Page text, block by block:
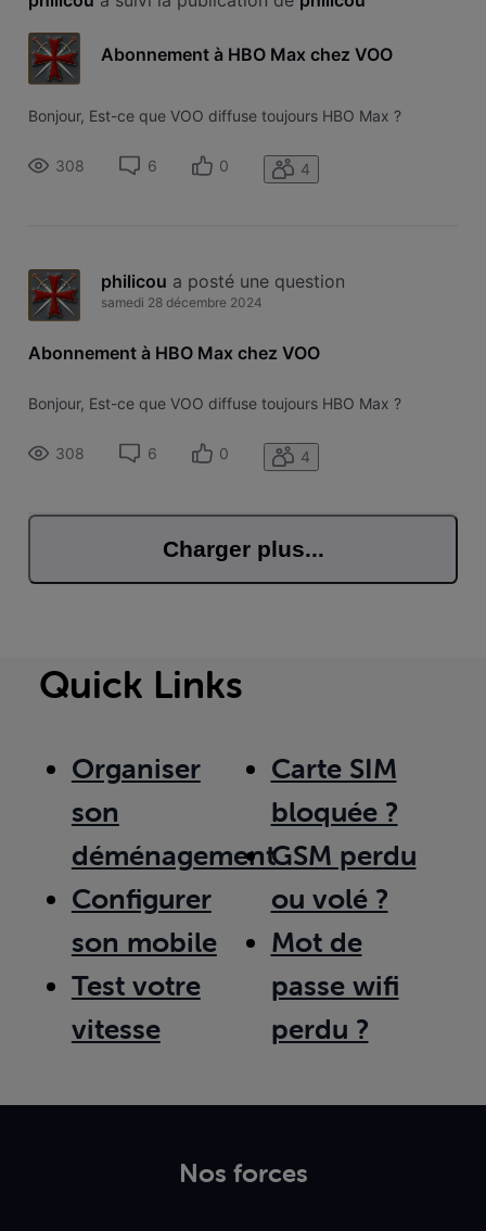
Abonnement à HBO Max chez VOO
Bonjour, Est-ce que VOO diffuse toujours HBO Max ?
308 6 0 4
philicou a posté une question
samedi 28 décembre 2024
Abonnement à HBO Max chez VOO
Bonjour, Est-ce que VOO diffuse toujours HBO Max ?
308 6 0 4
Charger plus...
Quick Links
Organiser
son
déménagement
Configurer
son mobile
Test votre
vitesse
Carte SIM
bloquée ?
GSM perdu
ou volé ?
Mot de
passe wifi
perdu ?
Nos forces